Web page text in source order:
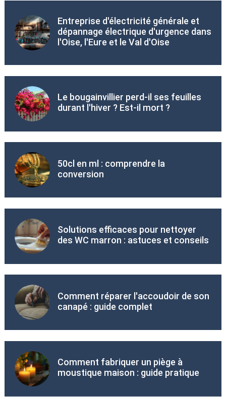
Entreprise d'électricité générale et
dépannage électrique d'urgence dans
l'Oise, l'Eure et le Val d'Oise
Le bougainvillier perd-il ses feuilles
durant l'hiver ? Est-il mort ?
50cl en ml : comprendre la
conversion
Solutions efficaces pour nettoyer
des WC marron : astuces et conseils
Comment réparer l'accoudoir de son
canapé : guide complet
Comment fabriquer un piège à
moustique maison : guide pratique